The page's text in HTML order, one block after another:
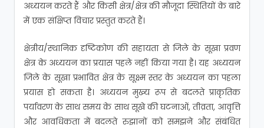
अध्ययन करते हैं और किसी क्षेत्र/क्षेत्र की मौजूदा स्थितियों के बारे
में एक संक्षिप्त विचार प्रस्तुत करते हैं।
क्षेत्रीय/स्थानिक दृष्टिकोण की सहायता से जिले के सूखा प्रवण
क्षेत्र के अध्ययन का प्रयास पहले नहीं किया गया है।यह अध्ययन
जिले के सूखा प्रभावित क्षेत्र के सूक्ष्म स्तर के अध्ययन का पहला
प्रयास हो सकता है। अध्ययन मुख्य रूप से बदलते प्राकृतिक
पर्यावरण के साथ समय के साथ सूखे की घटनाओं, तीव्रता, आवृत्ति
और आवधिकता में बदलते रुझानों को समझने और संबंधित